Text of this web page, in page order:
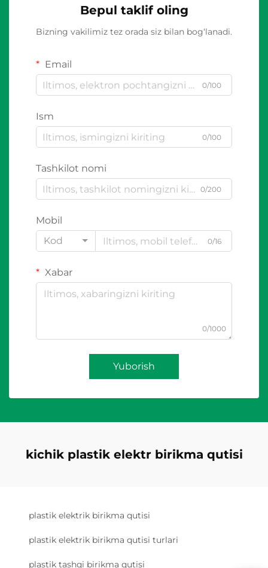
Bepul taklif oling
Bizning vakilimiz tez orada siz bilan bog‘lanadi.
Email
0/100
Ism
0/100
Tashkilot nomi
0/200
Mobil
Kod
0/16
Xabar
0/1000
Yuborish
kichik plastik elektr birikma qutisi
plastik elektrik birikma qutisi
plastik elektrik birikma qutisi turlari
plastik tashqi birikma qutisi